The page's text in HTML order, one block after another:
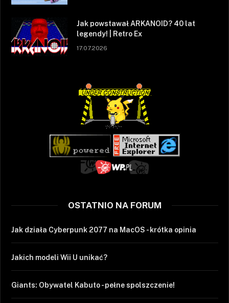
Jak powstawał ARKANOID? 40 lat
legendy! | Retro Ex
17.07.2026
OSTATNIO NA FORUM
Jak działa Cyberpunk 2077 na MacOS - krótka opinia
Jakich modeli Wii U unikać?
Giants: Obywatel Kabuto - pełne spolszczenie!